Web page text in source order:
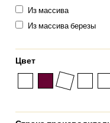
Из массива
Из массива березы
Цвет